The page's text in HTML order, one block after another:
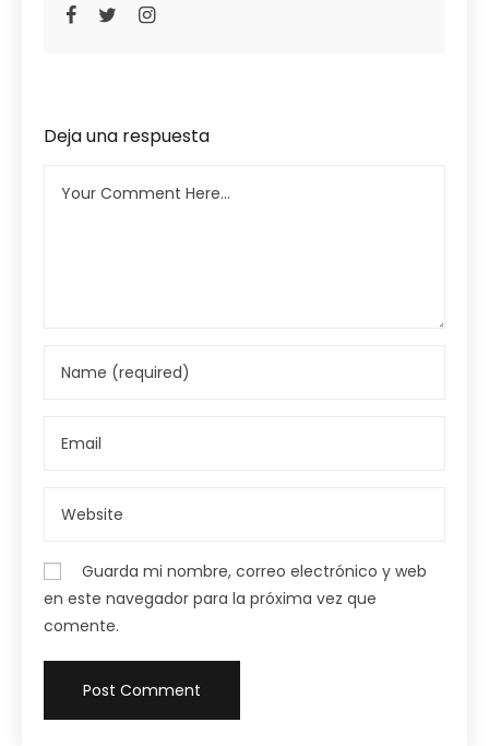
Deja una respuesta
Guarda mi nombre, correo electrónico y web
en este navegador para la próxima vez que
comente.